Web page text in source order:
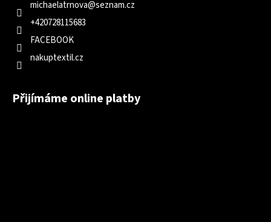
michaelatrnova@seznam.cz
+420728115683
FACEBOOK
nakuptextil.cz
Přijímáme online platby